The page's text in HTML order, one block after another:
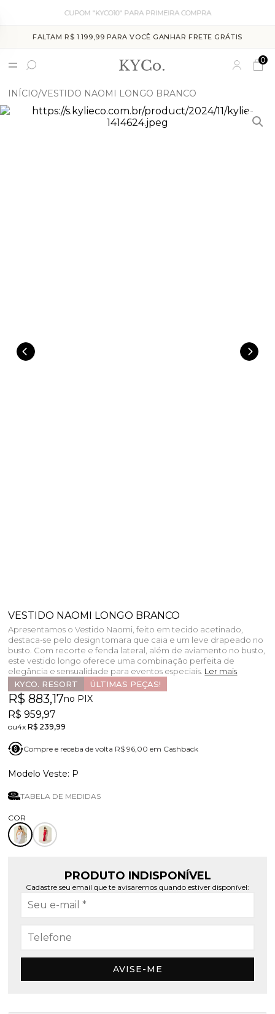
CUPOM "KYCO10" PARA PRIMEIRA COMPRA
FALTAM R$ 1.199,99 PARA VOCÊ GANHAR FRETE GRÁTIS
0
INÍCIO VESTIDO NAOMI LONGO BRANCO
VESTIDO NAOMI LONGO BRANCO
Apresentamos o Vestido Naomi, feito em tecido acetinado,
destaca-se pelo design tomara que caia e um leve drapeado no
busto. Com recorte e fenda lateral, além de aviamento no busto,
este vestido longo oferece uma combinação perfeita de
elegância e sensualidade para eventos especiais. Ler mais
KYCO. RESORT
ÚLTIMAS PEÇAS!
R$ 883,17no PIX
R$ 959,97
4xR$ 239,99
Compre e receba de volta R$ 96,00 em Cashback
P
TABELA DE MEDIDAS
PRODUTO INDISPONÍVEL
Cadastre seu email que te avisaremos quando estiver disponível:
AVISE-ME